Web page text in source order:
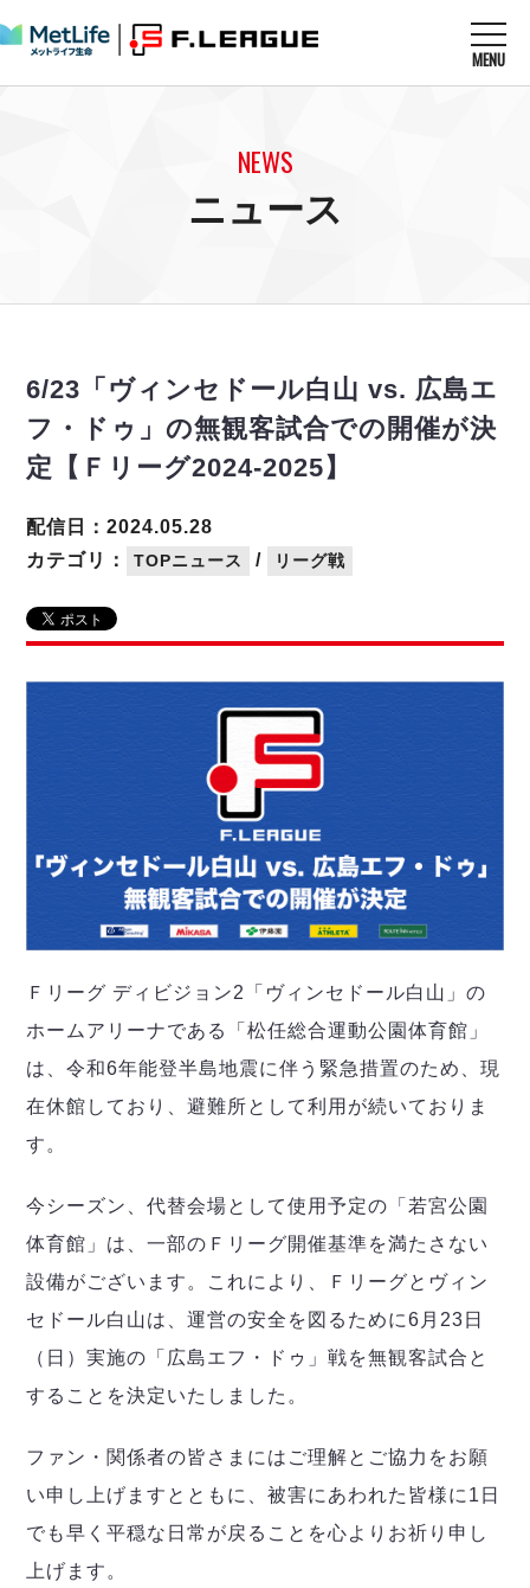
MENU
U-23選抜
メディア情報
フットサル日本代表
その他
戦績表
警告・退場・出場停止選手
個人ランキング｜ゴール
個人ランキング｜シュート
個人ランキング｜シュート成功率
個人ランキング｜第2PK
メットライフ生命Ｆ２リーグ
警告・退場・出場停止選手
個人ランキング｜ゴール
個人ランキング｜シュート
個人ランキング｜シュート成功率
個人ランキング｜第2PK
メットライフ生命Ｆリーグカップ 2026
大会概要
アリーナ情報
チケット情報
過去の記録
エスポラーダ北海道
バルドラール浦安
フウガドールすみだ
立川アスレティックFC
ペスカドーラ町田
ボアルース長野
シュライカー大阪
ボルクバレット北九州
メットライフ生命Ｆ２リーグ
ヴォスクオーレ仙台
マルバ水戸FC
リガーレヴィア葛飾
ヴィンセドール白山
アグレミーナ浜松
デウソン神戸
ポルセイド浜田
アリーナ情報 ARENA
リーグ概要 ABOUT US
リーグ概要
クラブライセンス関連
アリーナ観戦マナー&ルール
過去の記録
過去の試合記録
ディビジョン2 試合記録
Ｆリーグカップ 試合記録
リーグ統計データ
記念ゴール
担当審判員
選手の通算記録（Ｆ１）
エスポラーダ北海道
しながわシティ
立川アスレティックFC
ペスカドーラ町田
湘南ベルマーレ
ボアルース長野
名古屋オーシャンズ
シュライカー大阪
ボルクバレット北九州
選手の通算記録（Ｆ２）
DIVISION 02
FOLLOW US!
NEWS
ニュース
6/23「ヴィンセドール白山 vs. 広島エ
フ・ドゥ」の無観客試合での開催が決
定【Ｆリーグ2024-2025】
カテゴリ： TOPニュース / リーグ戦
配信日：2024.05.28
Ｆリーグ ディビジョン2「ヴィンセドール白山」の
ホームアリーナである「松任総合運動公園体育館」
は、令和6年能登半島地震に伴う緊急措置のため、現
在休館しており、避難所として利用が続いておりま
す。
今シーズン、代替会場として使用予定の「若宮公園
体育館」は、一部のＦリーグ開催基準を満たさない
設備がございます。これにより、Ｆリーグとヴィン
セドール白山は、運営の安全を図るために6月23日
（日）実施の「広島エフ・ドゥ」戦を無観客試合と
することを決定いたしました。
ファン・関係者の皆さまにはご理解とご協力をお願
い申し上げますとともに、被害にあわれた皆様に1日
でも早く平穏な日常が戻ることを心よりお祈り申し
上げます。